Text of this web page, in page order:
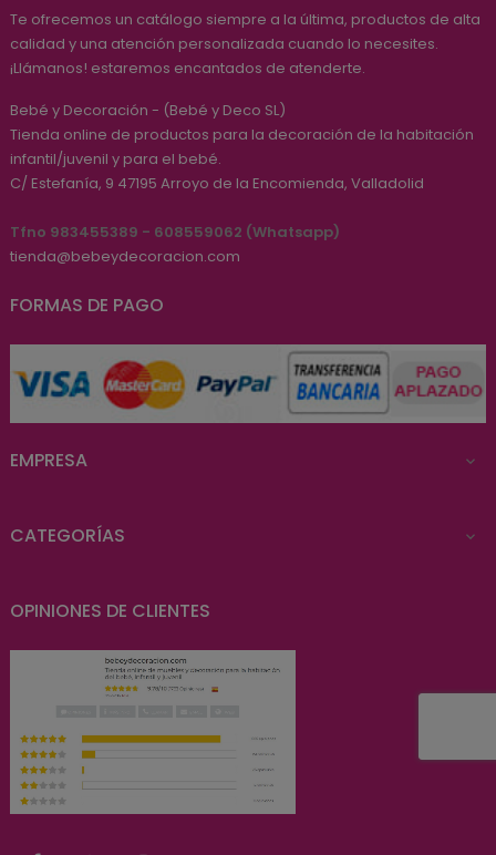
Te ofrecemos un catálogo siempre a la última, productos de alta
calidad y una atención personalizada cuando lo necesites.
¡Llámanos! estaremos encantados de atenderte.
Bebé y Decoración - (Bebé y Deco SL)
Tienda online de productos para la decoración de la habitación
infantil/juvenil y para el bebé.
C/ Estefanía, 9 47195 Arroyo de la Encomienda, Valladolid
Tfno 983455389 - 608559062 (Whatsapp)
tienda@bebeydecoracion.com
FORMAS DE PAGO
EMPRESA 
CATEGORÍAS 
OPINIONES DE CLIENTES